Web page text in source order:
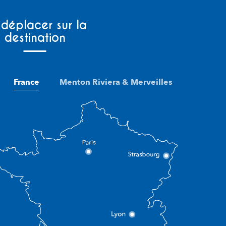
sur la
destination
France Menton Riviera & Merveilles